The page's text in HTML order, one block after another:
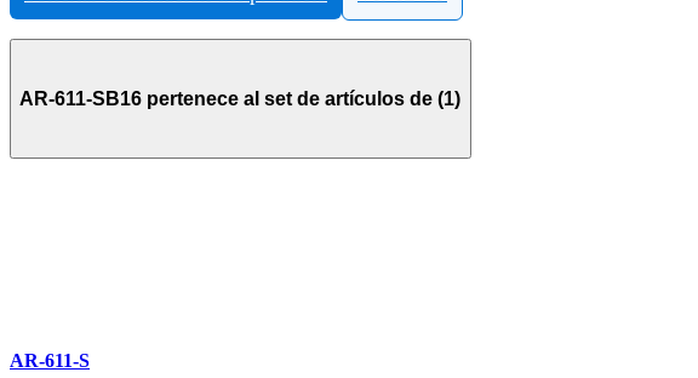
AR-611-SB16 pertenece al set de artículos de (1)
AR-611-S